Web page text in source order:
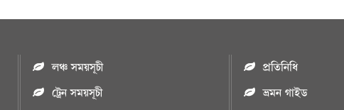
লঞ্চ সময়সূচী
ট্রেন সময়সূচী
প্রতিনিধি
ভ্রমন গাইড